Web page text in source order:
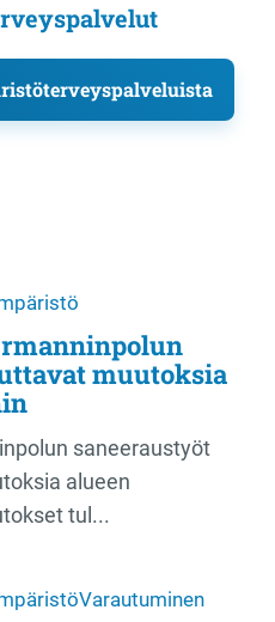
muutoksia
saneeraustyöt
alueen
tul...
Varautuminen